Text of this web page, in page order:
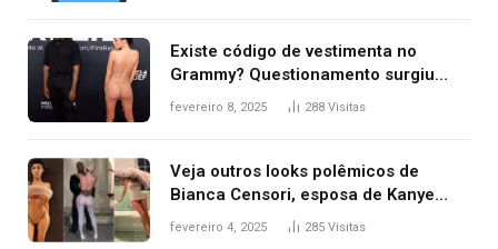
Existe código de vestimenta no
Grammy? Questionamento surgiu
após Bianca Censori, mulher de
fevereiro 8, 2025 288 Visitas
Veja outros looks polêmicos de
Bianca Censori, esposa de Kanye
West que apareceu nua no Grammy
fevereiro 4, 2025 285 Visitas